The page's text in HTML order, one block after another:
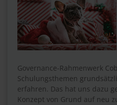
Governance-Rahmenwerk
Schulungsthemen
erfahren. Das hat uns dazu
Konzept von Grund auf neu